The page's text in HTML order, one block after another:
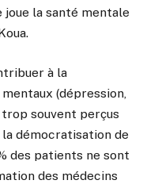
joue la santé mentale
à la
(dépression,
souvent perçus
la démocratisation de
des patients ne sont
des médecins